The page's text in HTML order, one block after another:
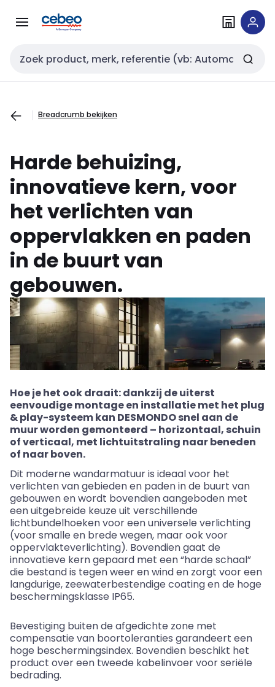
naar
naar
Zoekveld invoer
Breadcrumb bekijken
Harde behuizing,
innovatieve kern, voor
het verlichten van
oppervlakken en paden
in de buurt van
gebouwen.
Hoe je het ook draait: dankzij de uiterst
eenvoudige montage en installatie met het plug
&play-systeem kan DESMONDO snel aan de
muur worden gemonteerd – horizontaal, schuin
of verticaal, met lichtuitstraling naar beneden
of naar boven.
Dit moderne wandarmatuur is ideaal voor het
verlichten van gebieden en paden in de buurt van
gebouwen en wordt bovendien aangeboden met
een uitgebreide keuze uit verschillende
lichtbundelhoeken voor een universele verlichting
(voor smalle en brede wegen, maar ook voor
oppervlakteverlichting). Bovendien gaat de
innovatieve kern gepaard met een “harde schaal”
die bestand is tegen weer en wind en zorgt voor een
langdurige, zeewaterbestendige coating en de hoge
beschermingsklasse IP65.
Bevestiging buiten de afgedichte zone met
compensatie van boortoleranties garandeert een
hoge beschermingsindex. Bovendien beschikt het
product over een tweede kabelinvoer voor seriële
bedrading.